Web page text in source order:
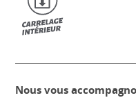
Nous vous